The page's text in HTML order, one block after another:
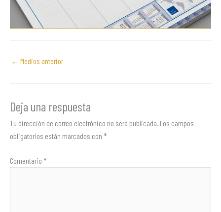
← Medios anterior
Deja una respuesta
Tu dirección de correo electrónico no será publicada. Los campos
obligatorios están marcados con *
Comentario *